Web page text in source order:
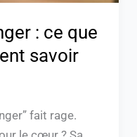
: ce que
savoir
fait rage.